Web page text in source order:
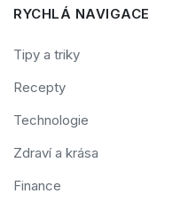
RYCHLÁ NAVIGACE
Tipy a triky
Recepty
Technologie
Zdraví a krása
Finance